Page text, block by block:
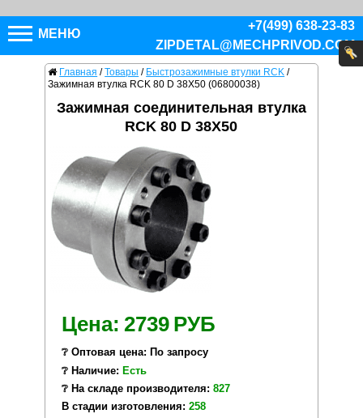
МЕНЮ
+7(499) 638-23-83
ZIPDETAL@MECHPRIVOD.COM
Главная / Товары / Быстрозажимные втулки RCK /
Зажимная втулка RCK 80 D 38X50 (06800038)
Зажимная соединительная втулка
RCK 80 D 38X50
Цена: 2739 РУБ
❔ Оптовая цена: По запросу
❔ Наличие: Есть
❔ На складе производителя: 827
В стадии изготовления: 258